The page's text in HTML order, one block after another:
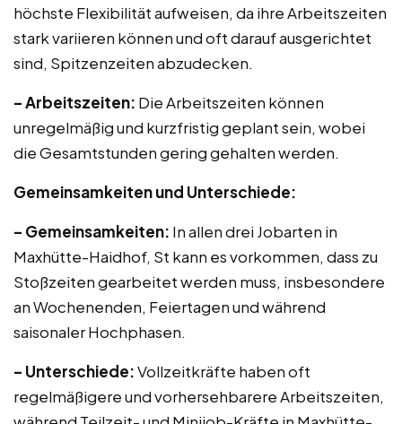
höchste Flexibilität aufweisen, da ihre Arbeitszeiten
stark variieren können und oft darauf ausgerichtet
sind, Spitzenzeiten abzudecken.
– Arbeitszeiten: Die Arbeitszeiten können
unregelmäßig und kurzfristig geplant sein, wobei
die Gesamtstunden gering gehalten werden.
Gemeinsamkeiten und Unterschiede:
– Gemeinsamkeiten: In allen drei Jobarten in
Maxhütte-Haidhof, St kann es vorkommen, dass zu
Stoßzeiten gearbeitet werden muss, insbesondere
an Wochenenden, Feiertagen und während
saisonaler Hochphasen.
– Unterschiede:Vollzeitkräfte haben oft
regelmäßigere und vorhersehbarere Arbeitszeiten,